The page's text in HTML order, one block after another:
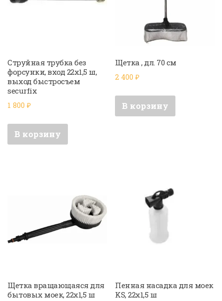
Струйная трубка без
форсунки, вход 22х1,5 ш,
выход быстросъем
securfix
1 800 ₽
В корзину
Щетка , дл. 70 см
2 400₽
В корзину
Щетка вращающаяся для
бытовых моек, 22х1,5 ш
Пенная насадка для моек
KS, 22х1,5 ш